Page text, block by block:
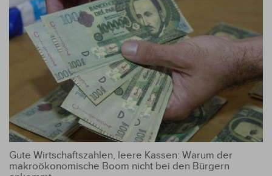
Gute Wirtschaftszahlen, leere Kassen: Warum der
makroökonomische Boom nicht bei den Bürgern